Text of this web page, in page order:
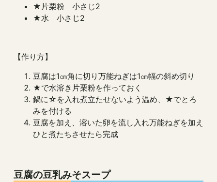
★片栗粉 小さじ2
★水 小さじ2
【作り方】
豆腐は1㎝角に切り万能ねぎは1㎝幅の斜め切り
★で水溶き片栗粉を作っておく
鍋に☆を入れ煮立たせないよう温め、★でとろ
みを付ける
豆腐を加え、溶いた卵を流し入れ万能ねぎを加え
ひと煮たちさせたら完成
豆腐の豆乳みそスープ